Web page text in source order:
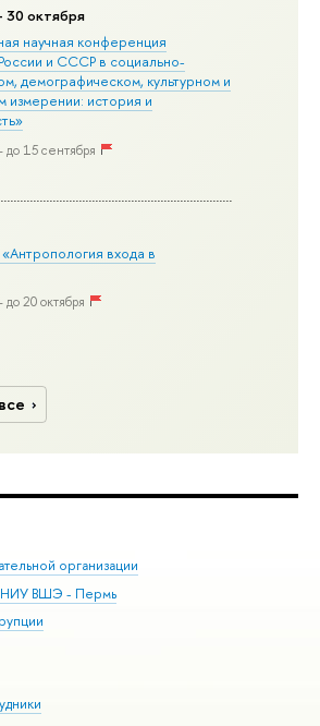
30 октября
научная конференция
и СССР в социально-
демографическом, культурном и
измерении: история и
до 15 сентября
входа в
20 октября
организации
НИУ ВШЭ - Пермь